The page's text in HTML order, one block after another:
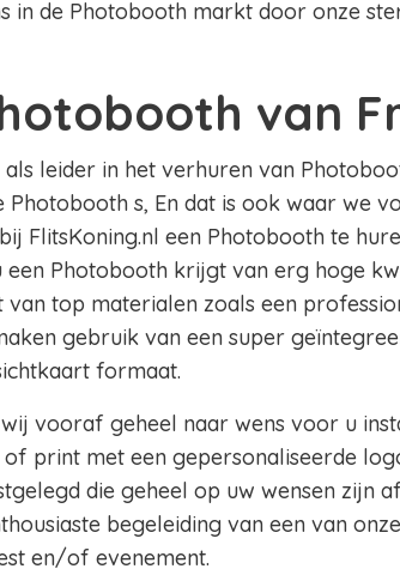
in de Photobooth markt door onze
van
leider in het verhuren van
s, En dat is ook waar we
FlitsKoning.nl een Photobooth te
een Photobooth krijgt van erg hoge
top materialen zoals een
gebruik van een super
formaat.
wij vooraf geheel naar wens voor u
print met een gepersonaliseerde
die geheel op uw wensen zijn
begeleiding van een van
en/of evenement.